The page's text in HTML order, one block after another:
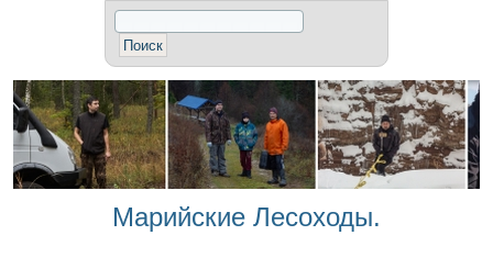
Марийские Лесоходы.